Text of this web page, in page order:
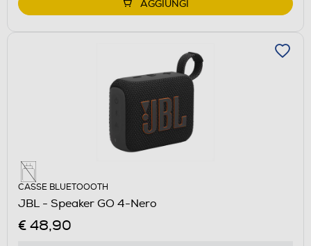
AGGIUNGI
CASSE BLUETOOOTH
JBL - Speaker GO 4-Nero
€ 48,90